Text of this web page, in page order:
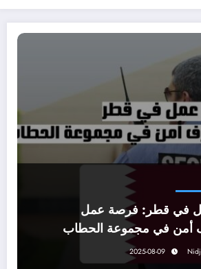
في قطر: فرصة عمل
في مجموعة الحطاب
2025-08-09